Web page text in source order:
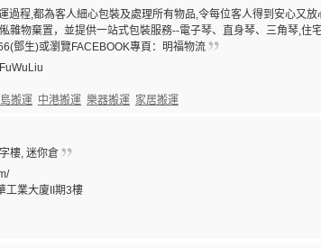
過程,都為客人細心包裝及處理所有物品,令每位客人得到安心又
雜物棄置，並提供一站式包裝服務--電子琴、直身琴、三角琴,住
鄧生)或瀏覽FACEBOOK專頁：明福物流
搬運 中港搬運 樂器搬運 家居搬運
樓, 迷你倉
工業大廈II期3樓